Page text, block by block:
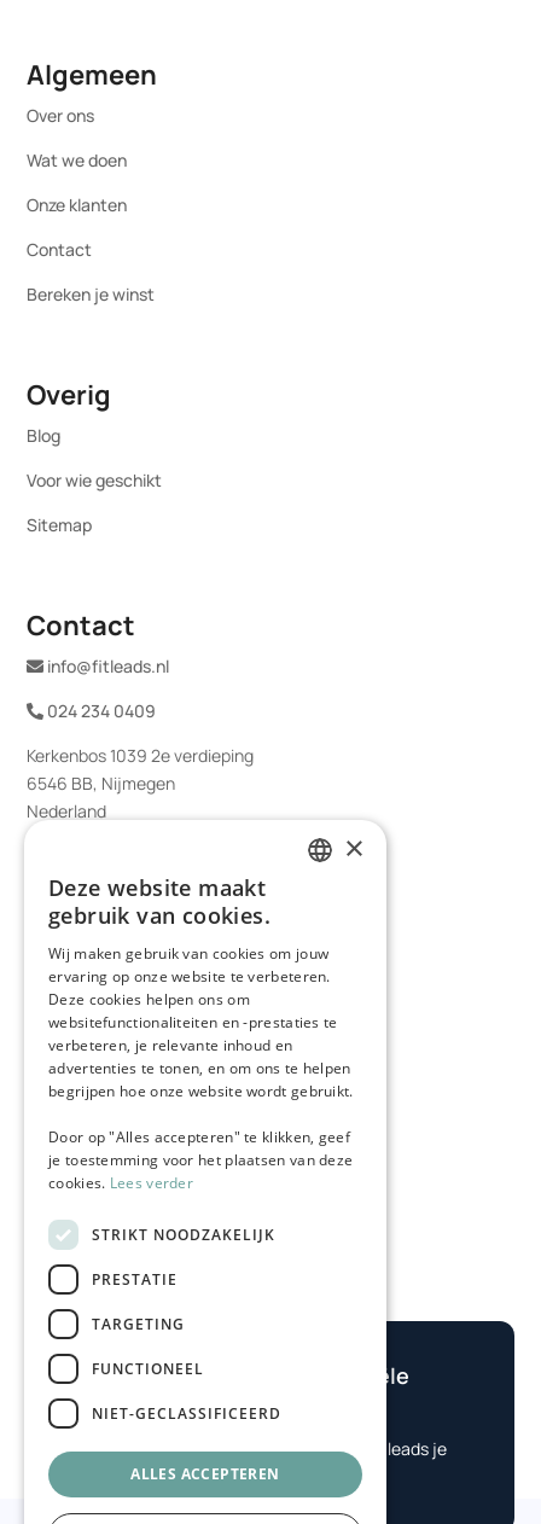
Algemeen
Over ons
Wat we doen
Onze klanten
Contact
Bereken je winst
Overig
Blog
Voor wie geschikt
Sitemap
Contact
info@fitleads.nl
024 234 0409
Kerkenbos 1039 2e verdieping
6546 BB, Nijmegen
Nederland

Bereken je potentiële
winst
Check eenvoudig hoe veel leads je
nodig hebt.
×
Deze website maakt
gebruik van cookies.
Wij maken gebruik van cookies om jouw
ervaring op onze website te verbeteren.
Deze cookies helpen ons om
websitefunctionaliteiten en -prestaties te
verbeteren, je relevante inhoud en
advertenties te tonen, en om ons te helpen
begrijpen hoe onze website wordt gebruikt.
Door op "Alles accepteren" te klikken, geef
je toestemming voor het plaatsen van deze
cookies. Lees verder
STRIKT NOODZAKELIJK
PRESTATIE
TARGETING
FUNCTIONEEL
NIET-GECLASSIFICEERD
ALLES ACCEPTEREN